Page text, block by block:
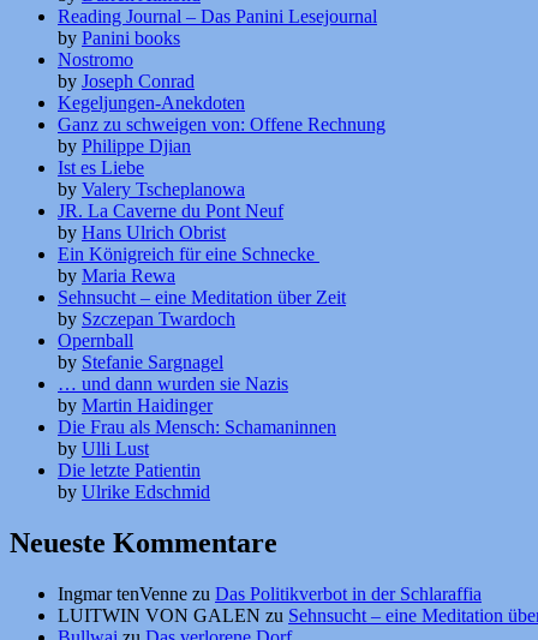
Reading Journal – Das Panini Lesejournal
by Panini books
Nostromo
by Joseph Conrad
Kegeljungen-Anekdoten
Ganz zu schweigen von: Offene Rechnung
by Philippe Djian
Ist es Liebe
by Valery Tscheplanowa
JR. La Caverne du Pont Neuf
by Hans Ulrich Obrist
Ein Königreich für eine Schnecke
by Maria Rewa
Sehnsucht – eine Meditation über Zeit
by Szczepan Twardoch
Opernball
by Stefanie Sargnagel
… und dann wurden sie Nazis
by Martin Haidinger
Die Frau als Mensch: Schamaninnen
by Ulli Lust
Die letzte Patientin
by Ulrike Edschmid
Neueste Kommentare
Ingmar tenVenne zu Das Politikverbot in der Schlaraffia
LUITWIN VON GALEN zu Sehnsucht – eine Meditation